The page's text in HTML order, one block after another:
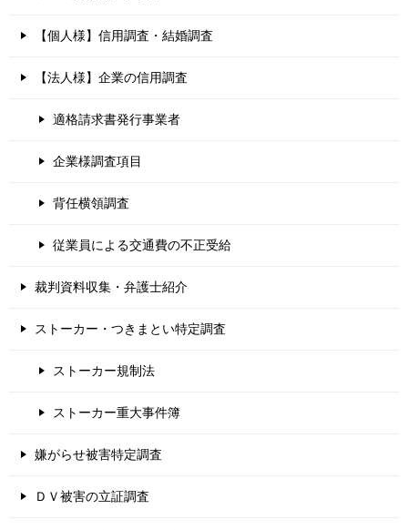
【個人様】信用調査・結婚調査
【法人様】企業の信用調査
適格請求書発行事業者
企業様調査項目
背任横領調査
従業員による交通費の不正受給
裁判資料収集・弁護士紹介
ストーカー・つきまとい特定調査
ストーカー規制法
ストーカー重大事件簿
嫌がらせ被害特定調査
ＤＶ被害の立証調査